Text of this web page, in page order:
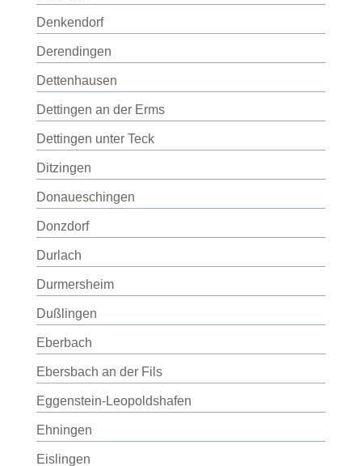
Denkendorf
Derendingen
Dettenhausen
Dettingen an der Erms
Dettingen unter Teck
Ditzingen
Donaueschingen
Donzdorf
Durlach
Durmersheim
Dußlingen
Eberbach
Ebersbach an der Fils
Eggenstein-Leopoldshafen
Ehningen
Eislingen